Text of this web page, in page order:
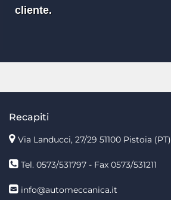
cliente.
Recapiti
Via Landucci, 27/29 51100 Pistoia (PT)
Tel. 0573/531797 - Fax 0573/531211
info@automeccanica.it